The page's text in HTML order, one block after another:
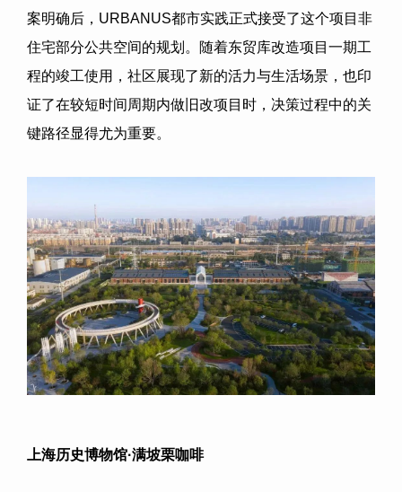
案明确后， URBANUS都市实践正式接受了这个项目非
住宅部分公共空间的规划。随着东贸库改造项目一期工
程的竣工使用，社区展现了新的活力与生活场景，也印
证了在较短时间周期内做旧改项目时，决策过程中的关
键路径显得尤为重要。
上海历史博物馆·满坡栗咖啡